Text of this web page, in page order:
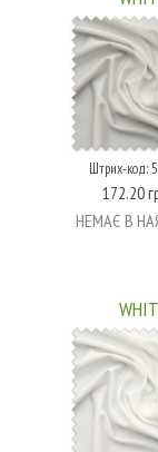
Штрих-код:
172.20
НЕМАЄ В